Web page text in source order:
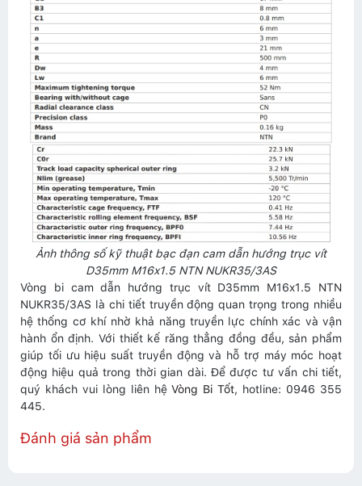
Ảnh thông số kỹ thuật bạc đạn cam dẫn hướng trục vít
D35mm M16x1.5 NTN NUKR35/3AS
Vòng bi cam dẫn hướng trục vít D35mm M16x1.5 NTN
NUKR35/3AS là chi tiết truyền động quan trọng trong nhiều
hệ thống cơ khí nhờ khả năng truyền lực chính xác và vận
hành ổn định. Với thiết kế răng thẳng đồng đều, sản phẩm
giúp tối ưu hiệu suất truyền động và hỗ trợ máy móc hoạt
động hiệu quả trong thời gian dài. Để được tư vấn chi tiết,
quý khách vui lòng liên hệVòng Bi Tốt, hotline: 0946 355
445.
Đánh giá sản phẩm